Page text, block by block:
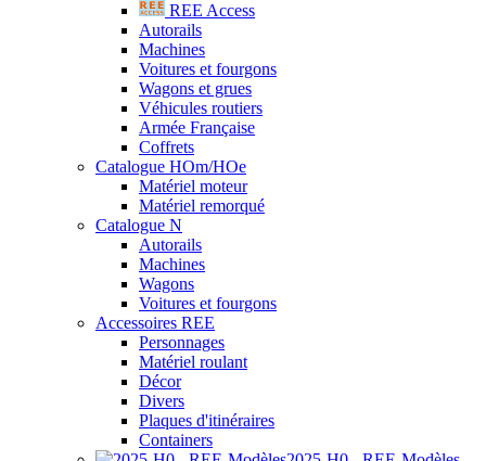
REE Access
Autorails
Machines
Voitures et fourgons
Wagons et grues
Véhicules routiers
Armée Française
Coffrets
Catalogue HOm/HOe
Matériel moteur
Matériel remorqué
Catalogue N
Autorails
Machines
Wagons
Voitures et fourgons
Accessoires REE
Personnages
Matériel roulant
Décor
Divers
Plaques d'itinéraires
Containers